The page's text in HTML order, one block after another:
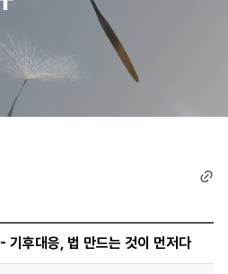
링
기후대응, 법 만드는 것이 먼저다